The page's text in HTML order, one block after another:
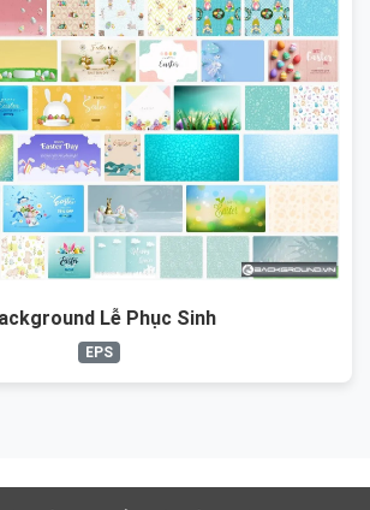
Lễ Phục Sinh
EPS